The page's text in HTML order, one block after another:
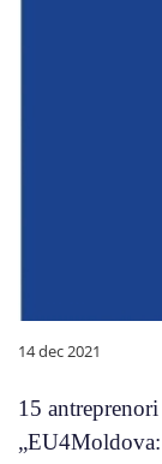
14 dec 2021
15